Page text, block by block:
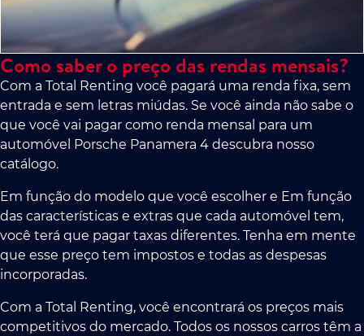
Como saber o preço das rendas mensais?
Com a Total Renting você pagará uma renda fixa, sem
entrada e sem letras miúdas. Se você ainda não sabe o
que você vai pagar como renda mensal para um
automóvel Porsche Panamera 4 descubra nosso
catálogo.
Em função do modelo que você escolher e Em função
das características e extras que cada automóvel tem,
você terá que pagar taxas diferentes. Tenha em mente
que esse preço tem impostos e todas as despesas
incorporadas.
Com a Total Renting, você encontrará os preços mais
competitivos do mercado. Todos os nossos carros têm a